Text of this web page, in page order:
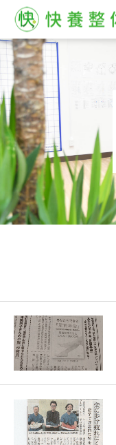
HOME
西汀院
古屋院
お客様の声
ブログ